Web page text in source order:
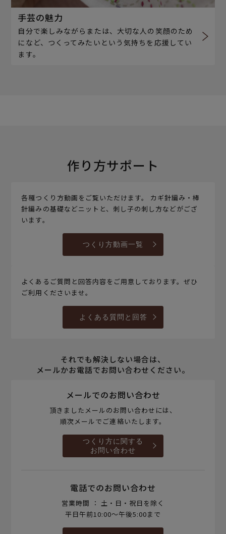
手芸の魅力
自分で楽しみながらまたは、大切な人の笑顔のため
になど、つくってみたいという気持ちを応援してい
ます。
作り方サポート
各種つくり方動画をご覧いただけます。 カギ針編み・棒
針編みの基礎などニットと、刺し子の刺し方などがござ
います。
つくり方動画一覧
よくあるご質問と回答内容をご用意しております。ぜひ
ご利用くださいませ。
よくある質問と回答
それでも解決しない場合は、
メールかお電話でお問い合わせください。
メールでのお問い合わせ
頂きましたメールのお問い合わせには、
順次メールでご連絡いたします。
つくり方に関する
お問い合わせ
電話でのお問い合わせ
営業時間 ： 土・日・祝日を除く
平日午前10:00～午後5:00まで